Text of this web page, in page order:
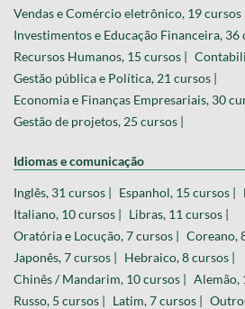
Vendas e Comércio eletrônico, 19 cursos
Investimentos e Educação Financeira, 36
Recursos Humanos, 15 cursos |
Gestão pública e Política, 21 cursos |
Economia e Finanças Empresariais, 30
Gestão de projetos, 25 cursos |
Idiomas e comunicação
Inglês, 31 cursos | Espanhol, 15 cursos |
Italiano, 10 cursos | Libras, 11 cursos |
Oratória e Locução, 7 cursos | Coreano,
Japonês, 7 cursos | Hebraico, 8 cursos |
Chinês / Mandarim, 10 cursos | Alemão,
Russo, 5 cursos | Latim, 7 cursos |